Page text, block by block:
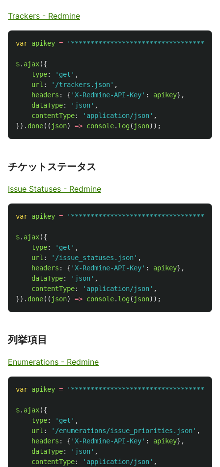
Trackers - Redmine
var apikey = '
$. ajax({
type: ' get ' ,
url : ' /trackers.json' ,
headers : { ' X-Redmine-API-Key' : apikey},
dataType: ' json' ,
contentType: ' application/json' ,
}). done(( json) => console. log( json));
チケットステータス
Issue Statuses - Redmine
var apikey = '
$. ajax({
type: ' get ' ,
url : ' /issue_statuses.json' ,
headers : { ' X-Redmine-API-Key' : apikey},
dataType: ' json' ,
contentType: ' application/json' ,
}). done(( json) => console. log( json));
列挙項目
Enumerations - Redmine
var apikey = '
$. ajax({
type: ' get ' ,
url : ' /enumerations/issue_priorities.json' ,
headers : { ' X-Redmine-API-Key' : apikey},
dataType: ' json' ,
contentType: ' application/json' ,